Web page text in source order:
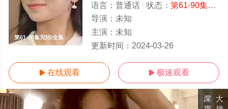
第61-90集完结/全集
语言： 普通话 状态： 第61-90集完结
导演： 未知
主演： 未知
更新时间： 2024-03-26
 在线观看  极速观看